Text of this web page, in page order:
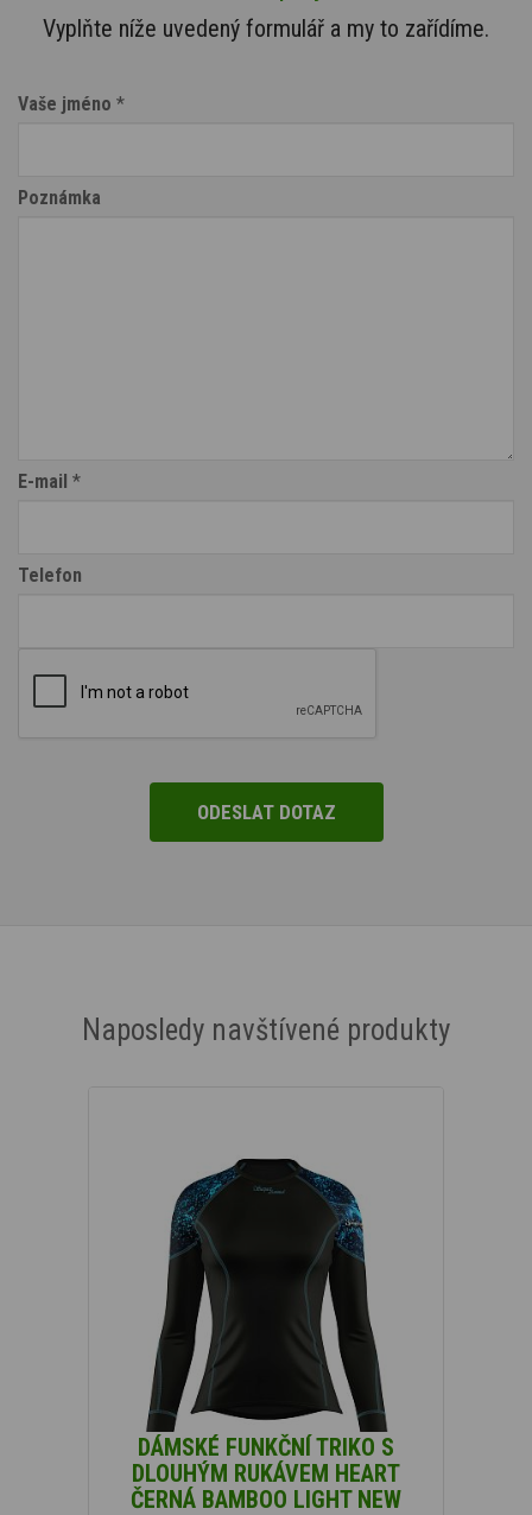
Vyplňte níže uvedený formulář a my to zařídíme.
Vaše jméno *
Poznámka
E-mail *
Telefon
Naposledy navštívené produkty
DÁMSKÉ FUNKČNÍ TRIKO S
DLOUHÝM RUKÁVEM HEART
ČERNÁ BAMBOO LIGHT NEW